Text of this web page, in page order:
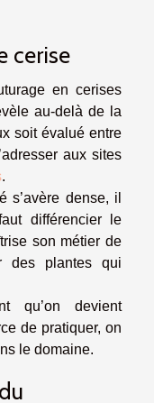
cerise
en cerises
au-delà de la
soit évalué entre
aux sites
.
s’avère dense, il
différencier le
son métier de
des plantes qui
qu’on devient
de pratiquer, on
le domaine.